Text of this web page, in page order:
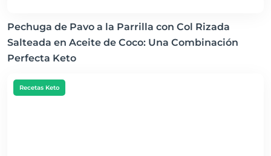
Pechuga de Pavo a la Parrilla con Col Rizada
Salteada en Aceite de Coco: Una Combinación
Perfecta Keto
Recetas Keto